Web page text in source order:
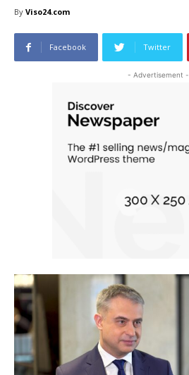
By Viso24.com
Facebook Twitter
- Advertisement -